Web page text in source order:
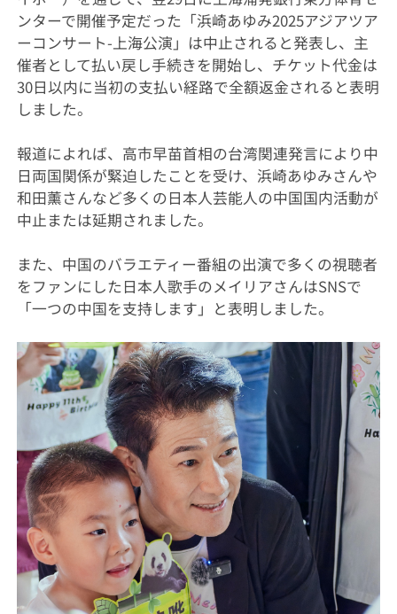
ンターで開催予定だった「浜崎あゆみ2025アジアツア
ーコンサート-上海公演」は中止されると発表し、主
催者として払い戻し手続きを開始し、チケット代金は
30日以内に当初の支払い経路で全額返金されると表明
しました。
報道によれば、高市早苗首相の台湾関連発言により中
日両国関係が緊迫したことを受け、浜崎あゆみさんや
和田薰さんなど多くの日本人芸能人の中国国内活動が
中止または延期されました。
また、中国のバラエティー番組の出演で多くの視聴者
をファンにした日本人歌手のメイリアさんはSNSで
「一つの中国を支持します」と表明しました。